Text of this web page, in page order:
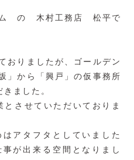
ム の 木村工務店 松平で
おりましたが、ゴールデン
」から「興戸」の仮事務所
ました。
させていただいておりま
アタフタとしていました
が出来る空間となりまし